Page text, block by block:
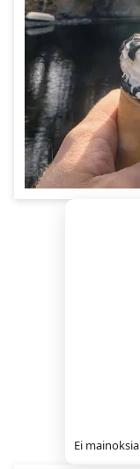
Ei mainoksia